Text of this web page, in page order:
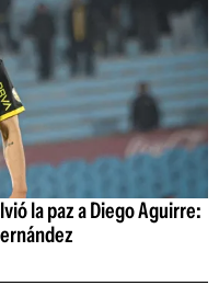
la paz a Diego Aguirre: